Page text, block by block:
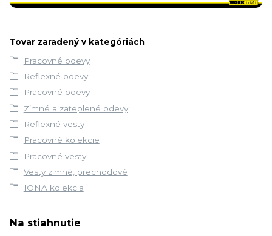
Tovar zaradený v kategóriách
Pracovné odevy
Reflexné odevy
Pracovné odevy
Zimné a zateplené odevy
Reflexné vesty
Pracovné kolekcie
Pracovné vesty
Vesty zimné, prechodové
IONA kolekcia
Na stiahnutie